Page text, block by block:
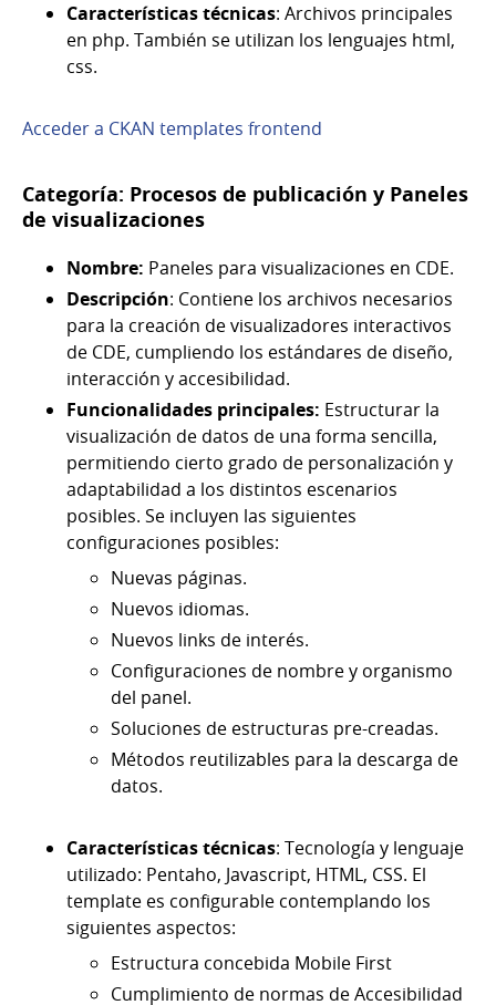
Características técnicas: Archivos principales
en php. También se utilizan los lenguajes html,
css.
Acceder a CKAN templates frontend
Categoría: Procesos de publicación y Paneles
de visualizaciones
Nombre: Paneles para visualizaciones en CDE.
Descripción: Contiene los archivos necesarios
para la creación de visualizadores interactivos
de CDE, cumpliendo los estándares de diseño,
interacción y accesibilidad.
Funcionalidades principales: Estructurar la
visualización de datos de una forma sencilla,
permitiendo cierto grado de personalización y
adaptabilidad a los distintos escenarios
posibles. Se incluyen las siguientes
configuraciones posibles:
Nuevas páginas.
Nuevos idiomas.
Nuevos links de interés.
Configuraciones de nombre y organismo
del panel.
Soluciones de estructuras pre-creadas.
Métodos reutilizables para la descarga de
datos.
Características técnicas: Tecnología y lenguaje
utilizado: Pentaho, Javascript, HTML, CSS. El
template es configurable contemplando los
siguientes aspectos:
Estructura concebida Mobile First
Cumplimiento de normas de Accesibilidad